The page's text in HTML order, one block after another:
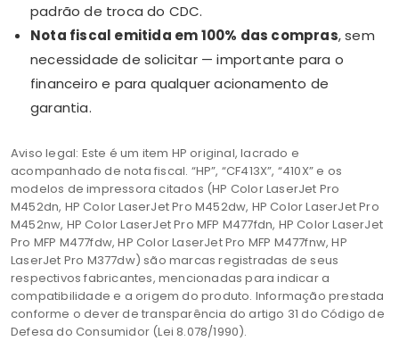
padrão de troca do CDC.
Nota fiscal emitida em 100% das compras, sem
necessidade de solicitar — importante para o
financeiro e para qualquer acionamento de
garantia.
Aviso legal: Este é um item HP original, lacrado e
acompanhado de nota fiscal. “HP”, “CF413X”, “410X” e os
modelos de impressora citados (HP Color LaserJet Pro
M452dn, HP Color LaserJet Pro M452dw, HP Color LaserJet Pro
M452nw, HP Color LaserJet Pro MFP M477fdn, HP Color LaserJet
Pro MFP M477fdw, HP Color LaserJet Pro MFP M477fnw, HP
LaserJet Pro M377dw) são marcas registradas de seus
respectivos fabricantes, mencionadas para indicar a
compatibilidade e a origem do produto. Informação prestada
conforme o dever de transparência do artigo 31 do Código de
Defesa do Consumidor (Lei 8.078/1990).